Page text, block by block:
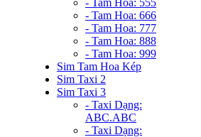
- Tam Hoa: 666
- Tam Hoa: 777
- Tam Hoa: 888
- Tam Hoa: 999
Sim Tam Hoa Kép
Sim Taxi 2
Sim Taxi 3
- Taxi Dạng:
ABC.ABC
- Taxi Dạng: